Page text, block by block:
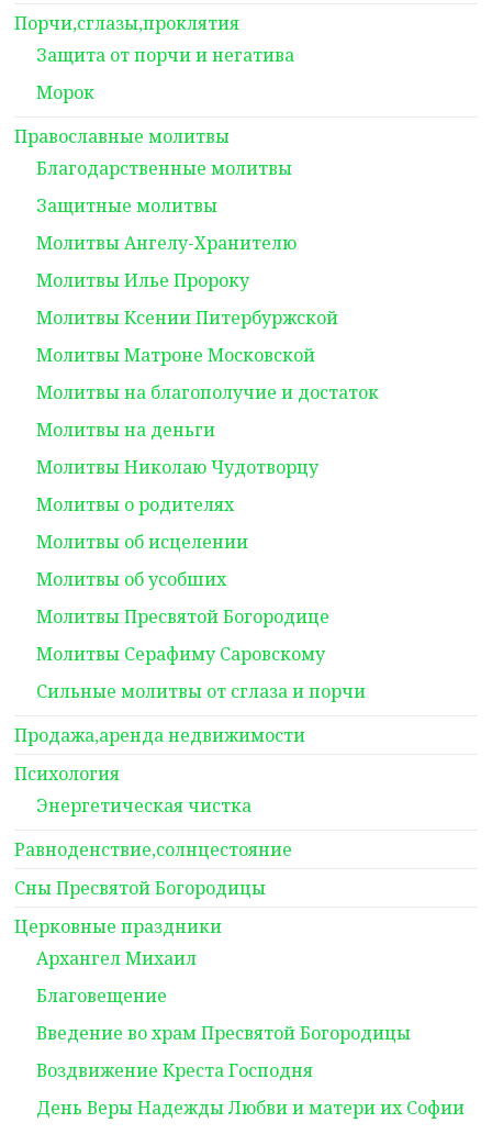
Порчи,сглазы,проклятия
Защита от порчи и негатива
Морок
Православные молитвы
Благодарственные молитвы
Защитные молитвы
Молитвы Ангелу-Хранителю
Молитвы Илье Пророку
Молитвы Ксении Питербуржской
Молитвы Матроне Московской
Молитвы на благополучие и достаток
Молитвы на деньги
Молитвы Николаю Чудотворцу
Молитвы о родителях
Молитвы об исцелении
Молитвы об усобших
Молитвы Пресвятой Богородице
Молитвы Серафиму Саровскому
Сильные молитвы от сглаза и порчи
Продажа,аренда недвижимости
Психология
Энергетическая чистка
Равноденствие,солнцестояние
Сны Пресвятой Богородицы
Церковные праздники
Архангел Михаил
Благовещение
Введение во храм Пресвятой Богородицы
Воздвижение Креста Господня
День Веры Надежды Любви и матери их Софии